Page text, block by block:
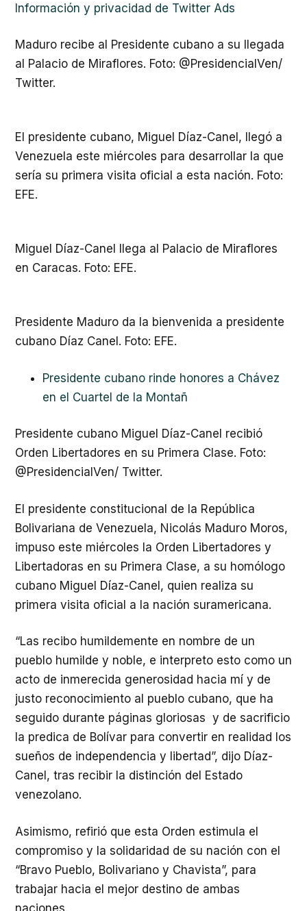
Información y privacidad de Twitter Ads
Maduro recibe al Presidente cubano a su llegada
al Palacio de Miraflores. Foto: @PresidencialVen/
Twitter.
El presidente cubano, Miguel Díaz-Canel, llegó a
Venezuela este miércoles para desarrollar la que
sería su primera visita oficial a esta nación. Foto:
EFE.
Miguel Díaz-Canel llega al Palacio de Miraflores
en Caracas. Foto: EFE.
Presidente Maduro da la bienvenida a presidente
cubano Díaz Canel. Foto: EFE.
Presidente cubano rinde honores a Chávez
en el Cuartel de la Montañ
Presidente cubano Miguel Díaz-Canel recibió
Orden Libertadores en su Primera Clase. Foto:
@PresidencialVen/ Twitter.
El presidente constitucional de la República
Bolivariana de Venezuela, Nicolás Maduro Moros,
impuso este miércoles la Orden Libertadores y
Libertadoras en su Primera Clase, a su homólogo
cubano Miguel Díaz-Canel, quien realiza su
primera visita oficial a la nación suramericana.
“Las recibo humildemente en nombre de un
pueblo humilde y noble, e interpreto esto como un
acto de inmerecida generosidad hacia mí y de
justo reconocimiento al pueblo cubano, que ha
seguido durante páginas gloriosas y de sacrificio
la predica de Bolívar para convertir en realidad los
sueños de independencia y libertad”, dijo Díaz-
Canel, tras recibir la distinción del Estado
venezolano.
Asimismo, refirió que esta Orden estimula el
compromiso y la solidaridad de su nación con el
“Bravo Pueblo, Bolivariano y Chavista”, para
trabajar hacia el mejor destino de ambas
naciones.